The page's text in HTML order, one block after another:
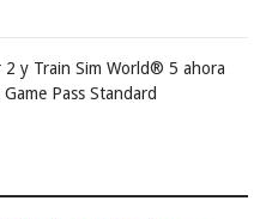
2 y Train Sim World® 5 ahora
Pass Standard